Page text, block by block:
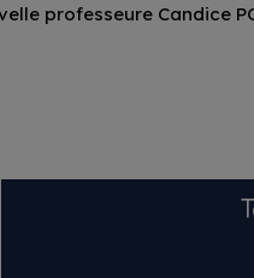
professeure Candice